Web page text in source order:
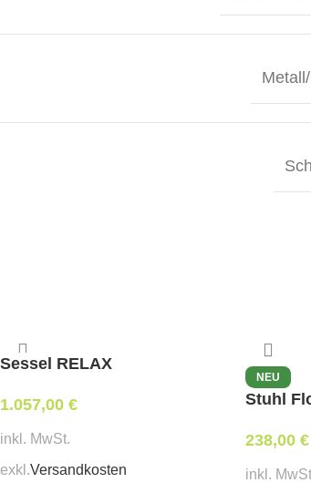
Sessel RELAX
1.057,00 €
inkl. MwSt.
exkl.Versandkosten
NEU
Stuhl
238,00 €
inkl.